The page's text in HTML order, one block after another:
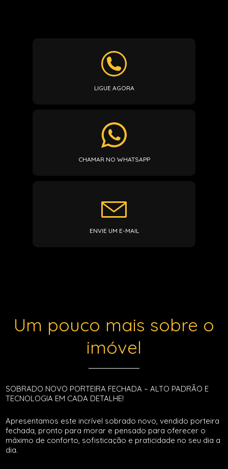
LIGUE AGORA
CHAMAR NO WHATSAPP
ENVIE UM E-MAIL
Um pouco mais sobre o
imóvel
SOBRADO NOVO PORTEIRA FECHADA – ALTO PADRÃO E
TECNOLOGIA EM CADA DETALHE!
Apresentamos este incrível sobrado novo, vendido porteira
fechada, pronto para morar e pensado para oferecer o
máximo de conforto, sofisticação e praticidade no seu dia a
dia.